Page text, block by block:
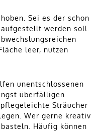
Sei es der schon
werden soll.
leer, nutzen
unentschlossenen
überfälligen
Sträucher
Wer gerne kreativ
Häufig können